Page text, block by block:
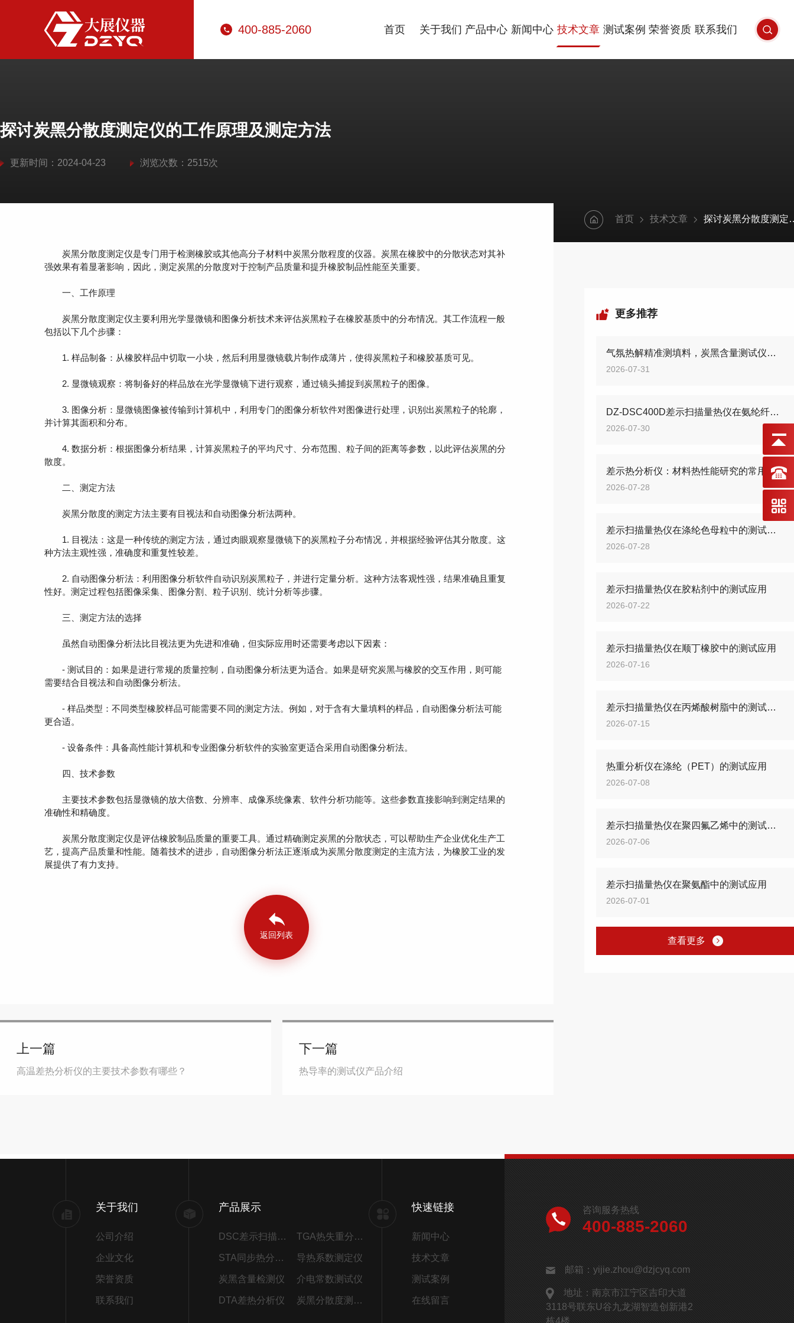
400-885-2060 首页 关于我们 产品中心 新闻中心 技术文章 测试案例 荣誉资质 联系我们
探讨炭黑分散度测定仪的工作原理及测定方法
更新时间：2024-04-23 浏览次数：2515次
首页 技术文章 探讨炭黑分散度测定仪的工作原理及测定方法
更多推荐
气氛热解精准测填料，炭黑含量测试仪筑牢高分子质控防线
2026-07-31
DZ-DSC400D差示扫描量热仪在氨纶纤维的测试应用
2026-07-30
差示热分析仪：材料热性能研究的常用检测设备
2026-07-28
差示扫描量热仪在涤纶色母粒中的测试应用
2026-07-28
差示扫描量热仪在胶粘剂中的测试应用
2026-07-22
差示扫描量热仪在顺丁橡胶中的测试应用
2026-07-16
差示扫描量热仪在丙烯酸树脂中的测试应用
2026-07-15
热重分析仪在涤纶（PET）的测试应用
2026-07-08
差示扫描量热仪在聚四氟乙烯中的测试应用
2026-07-06
差示扫描量热仪在聚氨酯中的测试应用
2026-07-01
查看更多
炭黑分散度测定仪是专门用于检测橡胶或其他高分子材料中炭黑分散程度的仪器。炭黑在橡胶中的分散状态对其补
强效果有着显著影响，因此，测定炭黑的分散度对于控制产品质量和提升橡胶制品性能至关重要。
一、工作原理
炭黑分散度测定仪主要利用光学显微镜和图像分析技术来评估炭黑粒子在橡胶基质中的分布情况。其工作流程一般
包括以下几个步骤：
1. 样品制备：从橡胶样品中切取一小块，然后利用显微镜载片制作成薄片，使得炭黑粒子和橡胶基质可见。
2. 显微镜观察：将制备好的样品放在光学显微镜下进行观察，通过镜头捕捉到炭黑粒子的图像。
3. 图像分析：显微镜图像被传输到计算机中，利用专门的图像分析软件对图像进行处理，识别出炭黑粒子的轮廓，
并计算其面积和分布。
4. 数据分析：根据图像分析结果，计算炭黑粒子的平均尺寸、分布范围、粒子间的距离等参数，以此评估炭黑的分
散度。
二、测定方法
炭黑分散度的测定方法主要有目视法和自动图像分析法两种。
1. 目视法：这是一种传统的测定方法，通过肉眼观察显微镜下的炭黑粒子分布情况，并根据经验评估其分散度。这
种方法主观性强，准确度和重复性较差。
2. 自动图像分析法：利用图像分析软件自动识别炭黑粒子，并进行定量分析。这种方法客观性强，结果准确且重复
性好。测定过程包括图像采集、图像分割、粒子识别、统计分析等步骤。
三、测定方法的选择
虽然自动图像分析法比目视法更为先进和准确，但实际应用时还需要考虑以下因素：
- 测试目的：如果是进行常规的质量控制，自动图像分析法更为适合。如果是研究炭黑与橡胶的交互作用，则可能
需要结合目视法和自动图像分析法。
- 样品类型：不同类型橡胶样品可能需要不同的测定方法。例如，对于含有大量填料的样品，自动图像分析法可能
更合适。
- 设备条件：具备高性能计算机和专业图像分析软件的实验室更适合采用自动图像分析法。
四、技术参数
主要技术参数包括显微镜的放大倍数、分辨率、成像系统像素、软件分析功能等。这些参数直接影响到测定结果的
准确性和精确度。
炭黑分散度测定仪是评估橡胶制品质量的重要工具。通过精确测定炭黑的分散状态，可以帮助生产企业优化生产工
艺，提高产品质量和性能。随着技术的进步，自动图像分析法正逐渐成为炭黑分散度测定的主流方法，为橡胶工业的发
展提供了有力支持。
返回列表
上一篇
高温差热分析仪的主要技术参数有哪些？
下一篇
热导率的测试仪产品介绍
关于我们
公司介绍
企业文化
荣誉资质
联系我们
产品展示
DSC差示扫描量热仪 TGA热失重分析仪
STA同步热分析仪 导热系数测定仪
炭黑含量检测仪 介电常数测试仪
DTA差热分析仪 炭黑分散度测试仪
快速链接
新闻中心
技术文章
测试案例
在线留言
咨询服务热线
400-885-2060
邮箱：yijie.zhou@dzjcyq.com
地址：南京市江宁区吉印大道
3118号联东U谷九龙湖智造创新港2
栋4楼